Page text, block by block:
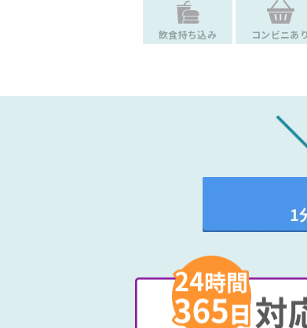
飲食持ち込み コンビニあり